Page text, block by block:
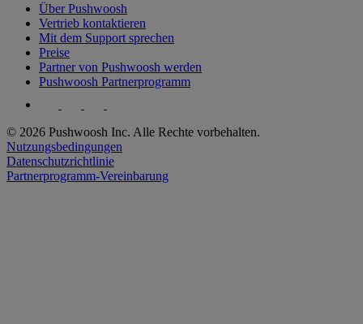
Über Pushwoosh
Vertrieb kontaktieren
Mit dem Support sprechen
Preise
Partner von Pushwoosh werden
Pushwoosh Partnerprogramm
© 2026 Pushwoosh Inc. Alle Rechte vorbehalten.
Nutzungsbedingungen
Datenschutzrichtlinie
Partnerprogramm-Vereinbarung